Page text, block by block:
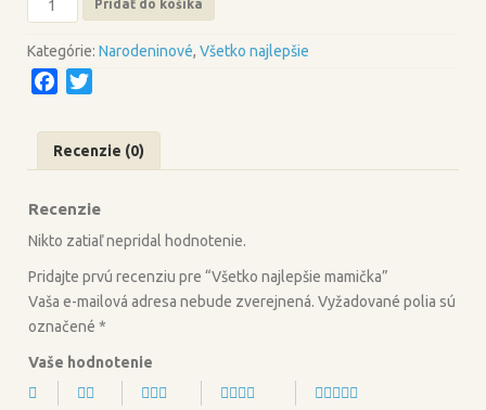
Všetko
najlepšie
mamička
Pridať do košíka
Kategórie: Narodeninové, Všetko najlepšie
c
e
o
o
i
t
e
r
Recenzie (0)
Recenzie
Nikto zatiaľ nepridal hodnotenie.
Pridajte prvú recenziu pre “Všetko najlepšie mamička”
Vaša e-mailová adresa nebude zverejnená. Vyžadované polia sú
označené *
Vaše hodnotenie